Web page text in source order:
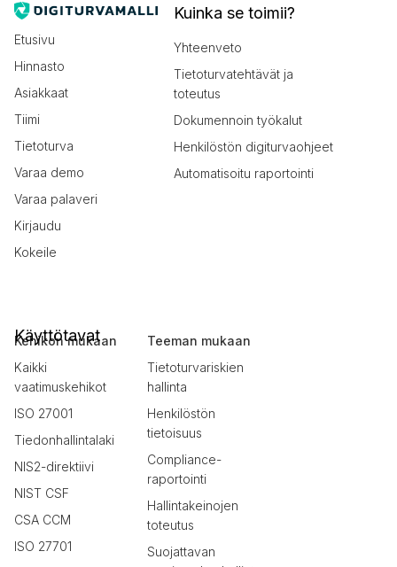
Etusivu
Hinnasto
Asiakkaat
Tiimi
Tietoturva
Varaa demo
Varaa palaveri
Kirjaudu
Kokeile
Kuinka se toimii?
Yhteenveto
Tietoturvatehtävät ja
toteutus
Dokumennoin työkalut
Henkilöstön digiturvaohjeet
Automatisoitu raportointi
Käyttötavat
Kehikon mukaan
Kaikki
vaatimuskehikot
ISO 27001
Tiedonhallintalaki
NIS2-direktiivi
NIST CSF
CSA CCM
ISO 27701
Teeman mukaan
Tietoturvariskien
hallinta
Henkilöstön
tietoisuus
Compliance-
raportointi
Hallintakeinojen
toteutus
Suojattavan